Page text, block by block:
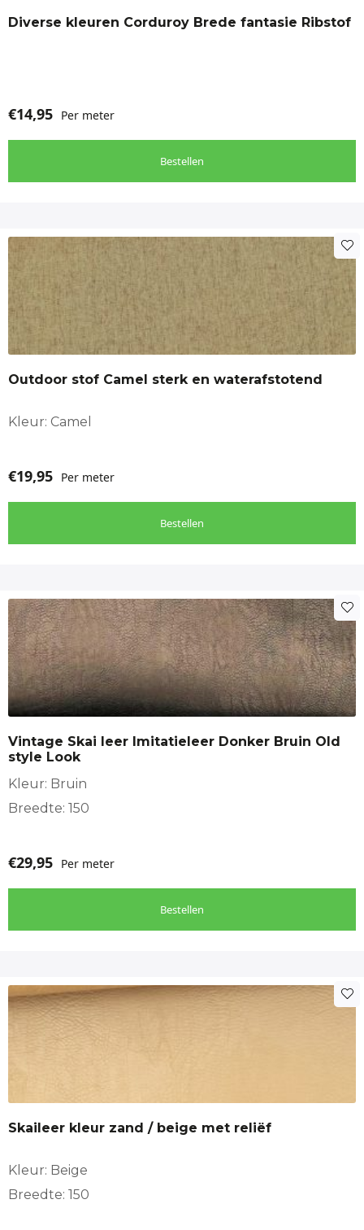
Diverse kleuren Corduroy Brede fantasie Ribstof
€14,95 Per meter
Bestellen
kan
productpagina
Outdoor stof Camel sterk en waterafstotend
Kleur: Camel
€19,95 Per meter
Bestellen
Vintage Skai leer Imitatieleer Donker Bruin Old
style Look
Kleur: Bruin
Breedte: 150
€29,95 Per meter
Bestellen
Skaileer kleur zand / beige met reliëf
Kleur: Beige
Breedte: 150